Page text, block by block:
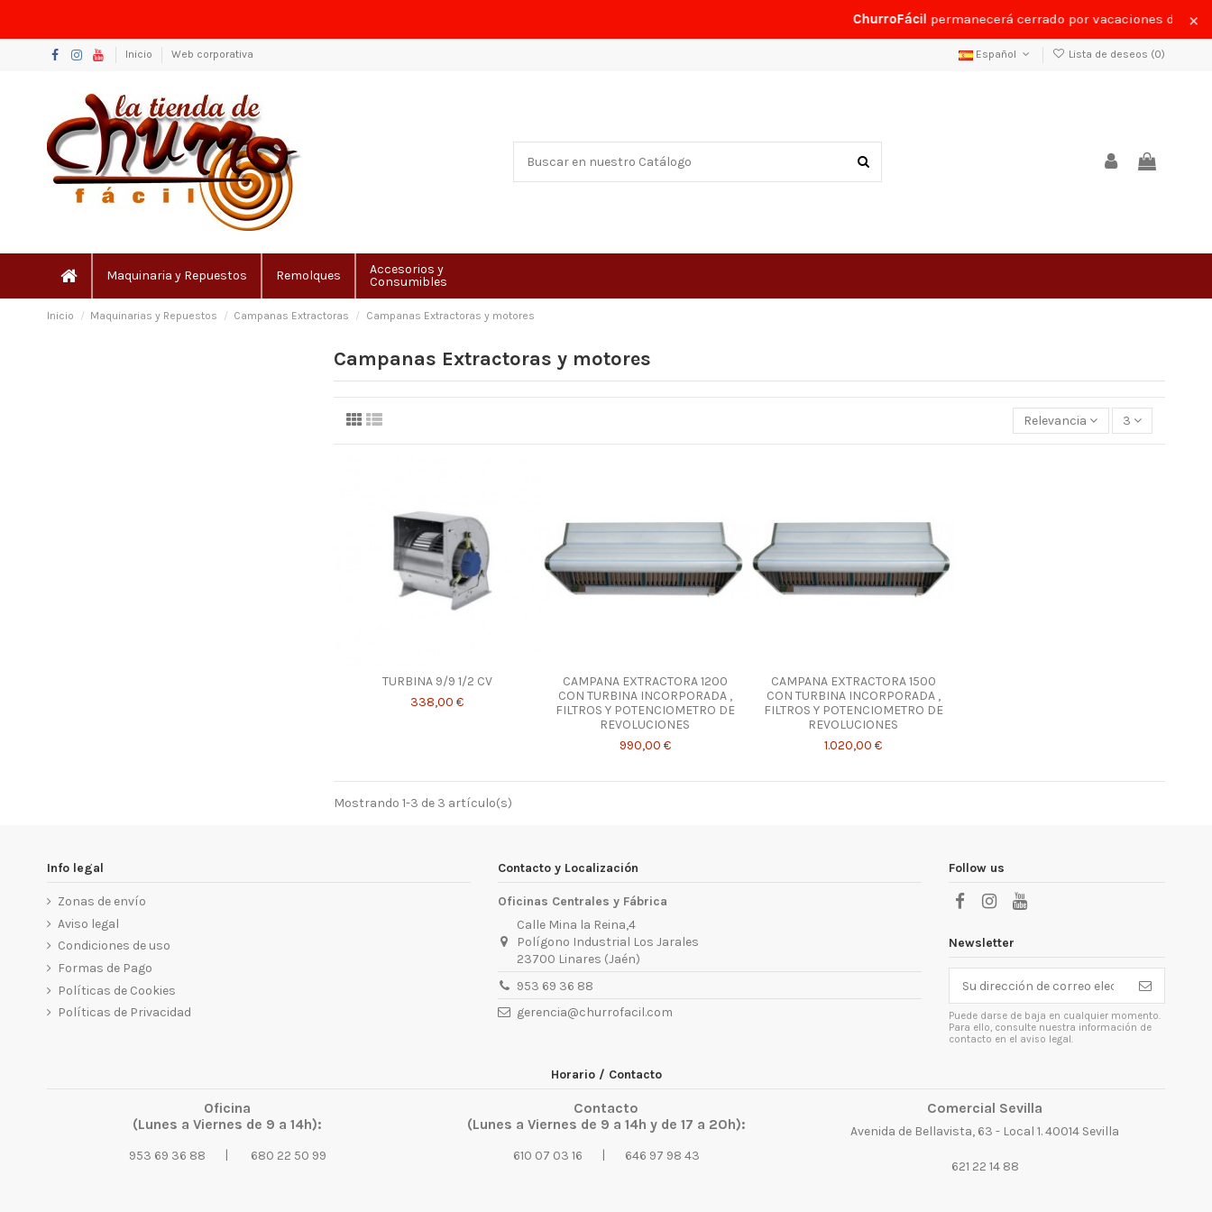
ChurroFácilpermanecerá cerrado por vacaciones del24 al
×
Inicio Web corporativa Español Lista de deseos (0)
Maquinaria y Repuestos Remolques
Accesorios y
Consumibles
Inicio Maquinarias y Repuestos Campanas Extractoras Campanas Extractoras y motores
Campanas Extractoras y motores
Relevancia 3
TURBINA 9/9 1/2 CV
338,00 €
CAMPANA EXTRACTORA 1200
CON TURBINA INCORPORADA ,
FILTROS Y POTENCIOMETRO DE
REVOLUCIONES
990,00 €
CAMPANA EXTRACTORA 1500
CON TURBINA INCORPORADA ,
FILTROS Y POTENCIOMETRO DE
REVOLUCIONES
1.020,00 €
Mostrando 1-3 de 3 artículo(s)
Info legal
Zonas de envío
Aviso legal
Condiciones de uso
Formas de Pago
Políticas de Cookies
Políticas de Privacidad
Contacto y Localización
Oficinas Centrales y Fábrica
Calle Mina la Reina,4
Polígono Industrial Los Jarales
23700 Linares (Jaén)
953 69 36 88
gerencia@churrofacil.com
Follow us
Newsletter
Puede darse de baja en cualquier momento.
Para ello, consulte nuestra información de
contacto en el aviso legal.
Horario / Contacto
Oficina
(Lunes a Viernes de 9 a 14h):
953 69 36 88 | 680 22 50 99
Contacto
(Lunes a Viernes de 9 a 14h y de 17 a 20h):
610 07 03 16 | 646 97 98 43
Comercial Sevilla
Avenida de Bellavista, 63 - Local 1. 40014 Sevilla
621 22 14 88